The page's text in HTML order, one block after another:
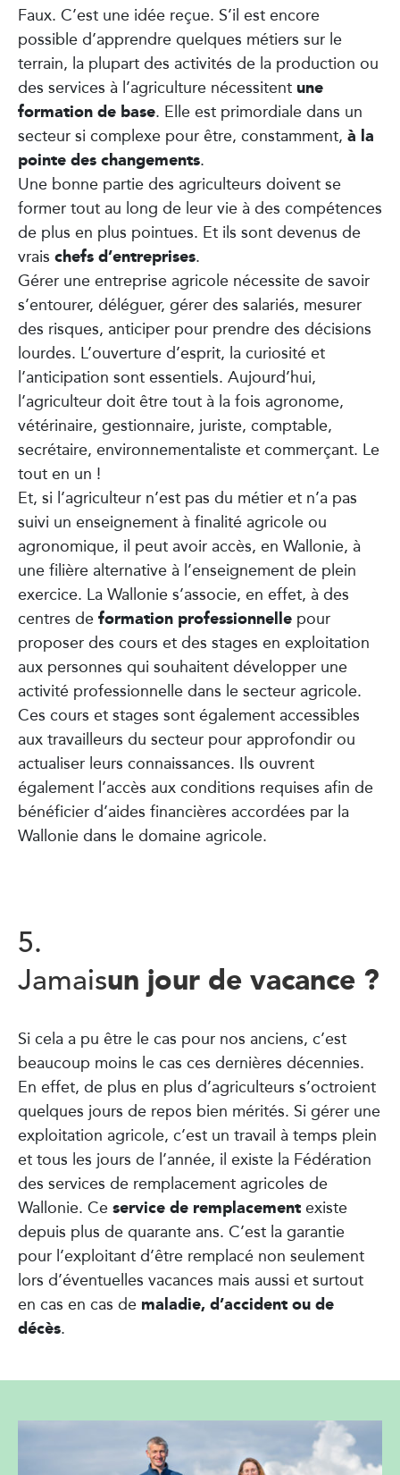
Faux. C’est une idée reçue. S’il est encore
possible d’apprendre quelques métiers sur le
terrain, la plupart des activités de la production ou
des services à l’agriculture nécessitent une
formation de base. Elle est primordiale dans un
secteur si complexe pour être, constamment, à la
pointe des changements.
Une bonne partie des agriculteurs doivent se
former tout au long de leur vie à des compétences
de plus en plus pointues. Et ils sont devenus de
vrais chefs d’entreprises.
Gérer une entreprise agricole nécessite de savoir
s’entourer, déléguer, gérer des salariés, mesurer
des risques, anticiper pour prendre des décisions
lourdes. L’ouverture d’esprit, la curiosité et
l’anticipation sont essentiels. Aujourd’hui,
l’agriculteur doit être tout à la fois agronome,
vétérinaire, gestionnaire, juriste, comptable,
secrétaire, environnementaliste et commerçant. Le
tout en un !
Et, si l’agriculteur n’est pas du métier et n’a pas
suivi un enseignement à finalité agricole ou
agronomique, il peut avoir accès, en Wallonie, à
une filière alternative à l’enseignement de plein
exercice. La Wallonie s’associe, en effet, à des
centres deformation professionnelle pour
proposer des cours et des stages en exploitation
aux personnes qui souhaitent développer une
activité professionnelle dans le secteur agricole.
Ces cours et stages sont également accessibles
aux travailleurs du secteur pour approfondir ou
actualiser leurs connaissances. Ils ouvrent
également l’accès aux conditions requises afin de
bénéficier d’aides financières accordées par la
Wallonie dans le domaine agricole.
5.
Jamaisun jour de vacance ?
Si cela a pu être le cas pour nos anciens, c’est
beaucoup moins le cas ces dernières décennies.
En effet, de plus en plus d’agriculteurs s’octroient
quelques jours de repos bien mérités. Si gérer une
exploitation agricole, c’est un travail à temps plein
et tous les jours de l’année, il existe la Fédération
des services de remplacement agricoles de
Wallonie. Ceservice de remplacementexiste
depuis plus de quarante ans. C’est la garantie
pour l’exploitant d’être remplacé non seulement
lors d’éventuelles vacances mais aussi et surtout
en cas en cas de maladie, d’accident ou de
décès.